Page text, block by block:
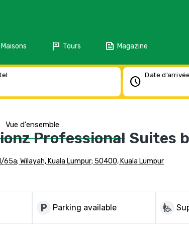
Maisons tour Tours feed Magazine
schedule Date
Vue d'ensemble
Professional Suites
65a; Wilayah, Kuala Lumpur; 50400, Kuala Lumpur
local_parking Parking available wheelchair_pickup